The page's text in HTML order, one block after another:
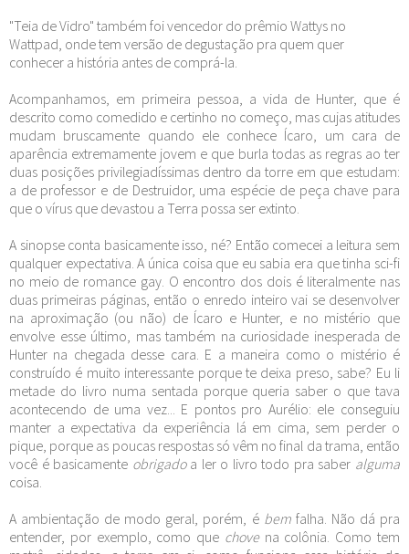
"Teia de Vidro" também foi vencedor do prêmio Wattys no
Wattpad, onde tem versão de degustação pra quem quer
conhecer a história antes de comprá-la.
Acompanhamos, em primeira pessoa, a vida de Hunter, que é
descrito como comedido e certinho no começo, mas cujas atitudes
mudam bruscamente quando ele conhece Ícaro, um cara de
aparência extremamente jovem e que burla todas as regras ao ter
duas posições privilegiadíssimas dentro da torre em que estudam:
a de professor e de Destruidor, uma espécie de peça chave para
que o vírus que devastou a Terra possa ser extinto.
A sinopse conta basicamente isso, né? Então comecei a leitura sem
qualquer expectativa. A única coisa que eu sabia era que tinha sci-fi
no meio de romance gay. O encontro dos dois é literalmente nas
duas primeiras páginas, então o enredo inteiro vai se desenvolver
na aproximação (ou não) de Ícaro e Hunter, e no mistério que
envolve esse último, mas também na curiosidade inesperada de
Hunter na chegada desse cara. E a maneira como o mistério é
construído é muito interessante porque te deixa preso, sabe? Eu li
metade do livro numa sentada porque queria saber o que tava
acontecendo de uma vez... E pontos pro Aurélio: ele conseguiu
manter a expectativa da experiência lá em cima, sem perder o
pique, porque as poucas respostas só vêm no final da trama, então
você é basicamente obrigadoa ler o livro todo pra saber alguma
coisa.
A ambientação de modo geral, porém, é bem falha. Não dá pra
entender, por exemplo, como que chovena colônia. Como tem